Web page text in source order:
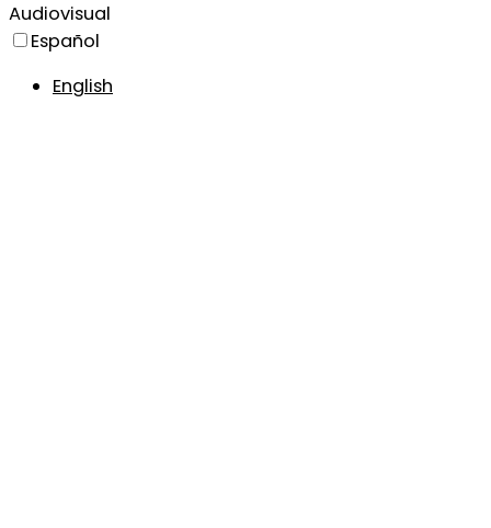
Audiovisual
Español
English